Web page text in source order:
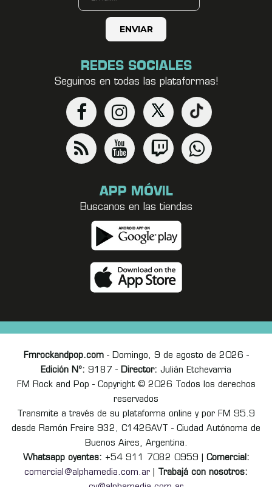
REDES SOCIALES
Seguinos en todas las plataformas!
APP MÓVIL
Buscanos en las tiendas
Fmrockandpop.com- Domingo, 9 de agosto de 2026 -
Edición Nº: 9187 - Director: Julián Etchevarria
FM Rock and Pop - Copyright © 2026 Todos los derechos
reservados
Transmite a través de su plataforma online y por FM 95.9
desde Ramón Freire 932, C1426AVT - Ciudad Autónoma de
Buenos Aires, Argentina.
Whatsapp oyentes: +54 911 7082 0959 | Comercial:
comercial@alphamedia.com.ar
Trabajá con nosotros: